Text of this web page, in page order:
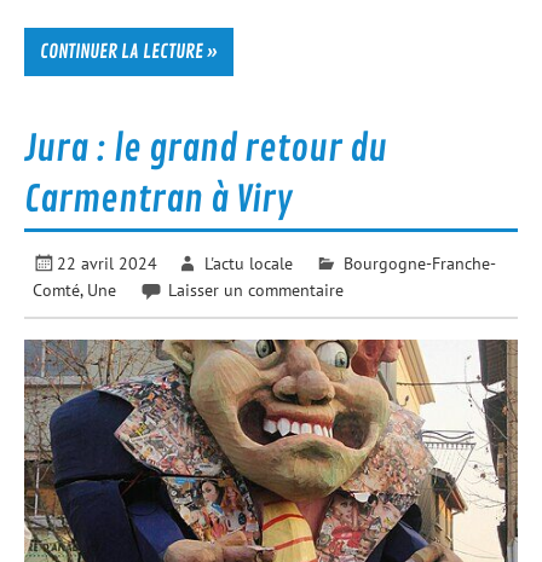
CONTINUER LA LECTURE »
Jura : le grand retour du
Carmentran à Viry
22 avril 2024 L'actu locale
Bourgogne-Franche-
Comté, Une Laisser un commentaire